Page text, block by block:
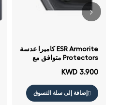
ESR Armorite كاميرا عدسة
Protectors متوافق مع
برو / 15 برو ماكس / 14 برو
/ 14 برو ماكس / أسود
KWD 3.900
إضافة إلى سلة التسوق